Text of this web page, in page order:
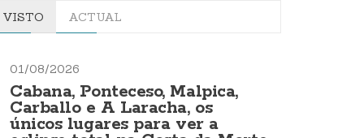
VISTO ACTUAL
01/08/2026
Cabana, Ponteceso, Malpica,
Carballo e A Laracha, os
únicos lugares para ver a